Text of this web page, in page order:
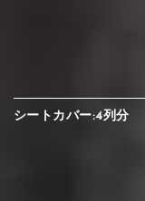
シートカバー:4列分